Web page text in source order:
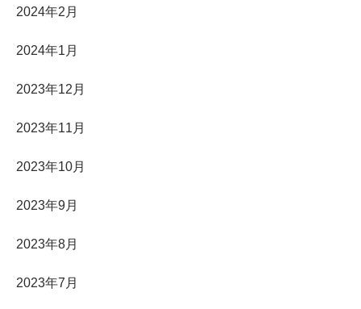
2024年2月
2024年1月
2023年12月
2023年11月
2023年10月
2023年9月
2023年8月
2023年7月